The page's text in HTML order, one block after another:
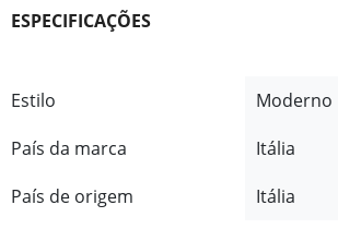
ESPECIFICAÇÕES
Estilo
Moderno
País da marca
Itália
País de origem
Itália